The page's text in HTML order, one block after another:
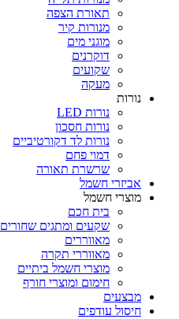
תאורת הצפה
מנורות קיר
מוגני מים
דוקרנים
שקועים
מעקה
נורות
נורות LED
נורות חסכון
נורות לד דקורטיביים
דמוי פחם
שרשרת תאורה
אביזרי חשמל
מוצרי חשמל
בית חכם
שקעים ומתגים שחורים
מאווררים
מאווררי תקרה
מוצרי חשמל ביתיים
חימום ומוצרי חורף
מבצעים
חיסול עודפים